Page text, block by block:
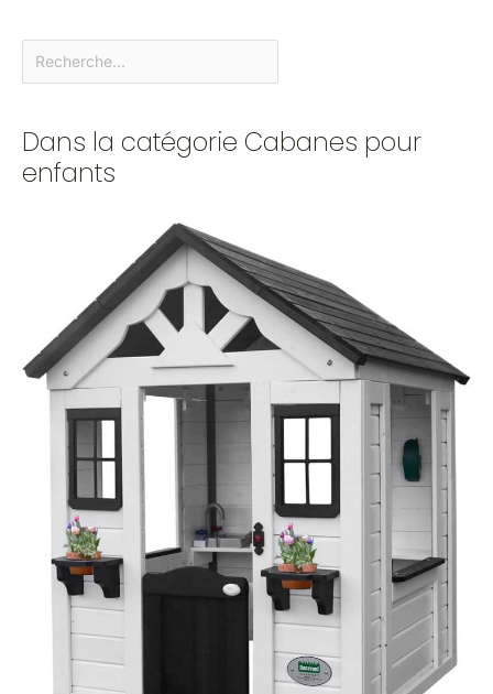
Dans la catégorie Cabanes pour
enfants